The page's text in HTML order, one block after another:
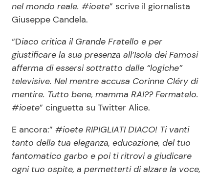
nel mondo reale. #ioete” scrive il giornalista
Giuseppe Candela.
“Diaco critica il Grande Fratello e per
giustificare la sua presenza all’Isola dei Famosi
afferma di essersi sottratto dalle “logiche”
televisive. Nel mentre accusa Corinne Cléry di
mentire. Tutto bene, mamma RAI?? Fermatelo.
#ioete” cinguetta su Twitter Alice.
E ancora:” #ioete RIPIGLIATI DIACO! Ti vanti
tanto della tua eleganza, educazione, del tuo
fantomatico garbo e poi ti ritrovi a giudicare
ogni tuo ospite, a permetterti di alzare la voce,